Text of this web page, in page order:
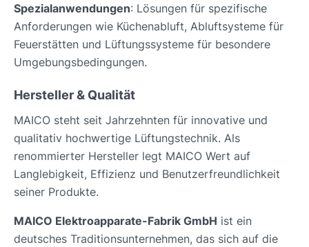
Spezialanwendungen: Lösungen für spezifische
Anforderungen wie Küchenabluft, Abluftsysteme für
Feuerstätten und Lüftungssysteme für besondere
Umgebungsbedingungen.
Hersteller & Qualität
MAICO steht seit Jahrzehnten für innovative und
qualitativ hochwertige Lüftungstechnik. Als
renommierter Hersteller legt MAICO Wert auf
Langlebigkeit, Effizienz und Benutzerfreundlichkeit
seiner Produkte.
MAICO Elektroapparate-Fabrik GmbH ist ein
deutsches Traditionsunternehmen, das sich auf die